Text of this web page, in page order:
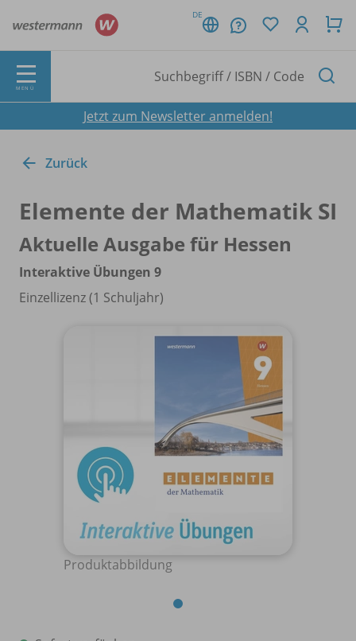
DE
MENÜ
Jetzt zum Newsletter anmelden!
Zurück
Elemente der Mathematik SI
Aktuelle Ausgabe für Hessen
Interaktive Übungen 9
Einzellizenz (1 Schuljahr)
Produktabbildung